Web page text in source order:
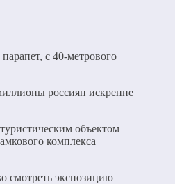
с 40-метрового
россиян искренне
объектом
комплекса
смотреть экспозицию